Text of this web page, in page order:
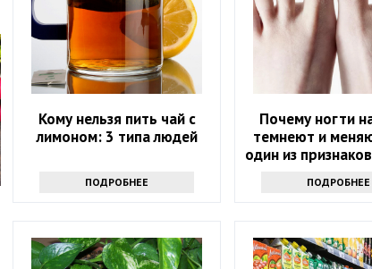
Кому нельзя пить чай с
лимоном: 3 типа людей
ПОДРОБНЕЕ
Почему ногти
темнеют и
один из
ПОДРОБНЕЕ